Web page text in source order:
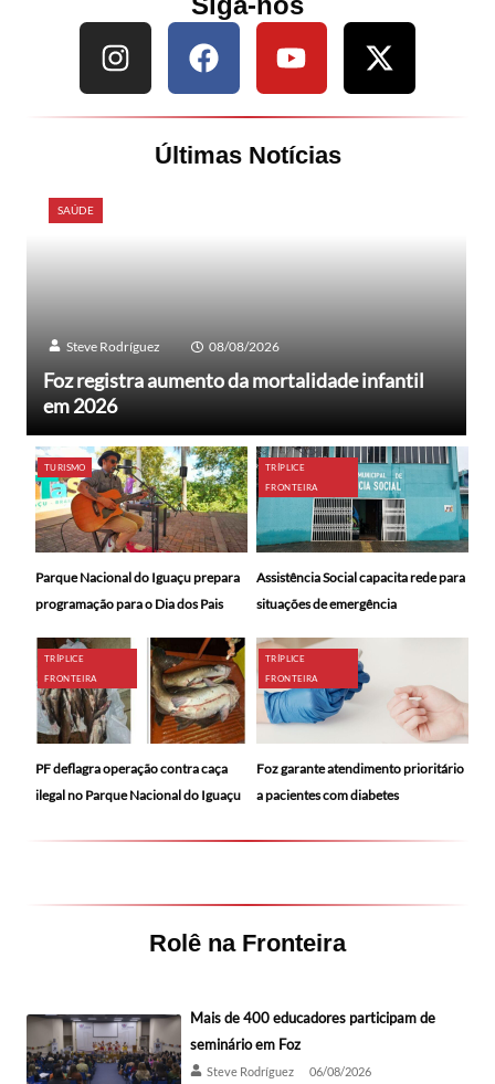
Últimas Notícias
SAÚDE
Steve Rodríguez 08/08/2026
Foz registra aumento da mortalidade infantil
em 2026
TURISMO
Parque Nacional do Iguaçu prepara
programação para o Dia dos Pais
TRÍPLICE
FRONTEIRA
Assistência Social capacita rede para
situações de emergência
TRÍPLICE
FRONTEIRA
PF deflagra operação contra caça
ilegal no Parque Nacional do Iguaçu
TRÍPLICE
FRONTEIRA
Foz garante atendimento prioritário
a pacientes com diabetes
Rolê na Fronteira
Mais de 400 educadores participam de
seminário em Foz
Steve Rodríguez 06/08/2026